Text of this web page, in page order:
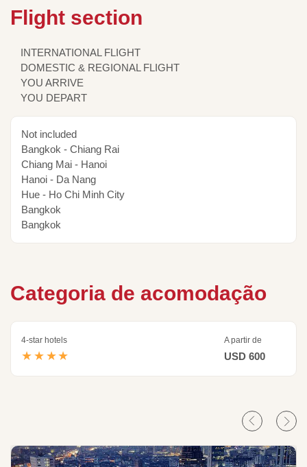
Flight section
INTERNATIONAL FLIGHT
DOMESTIC & REGIONAL FLIGHT
YOU ARRIVE
YOU DEPART
Not included
Bangkok - Chiang Rai
Chiang Mai - Hanoi
Hanoi - Da Nang
Hue - Ho Chi Minh City
Bangkok
Bangkok
Categoria de acomodação
4-star hotels
★★★★
A partir de
USD 600